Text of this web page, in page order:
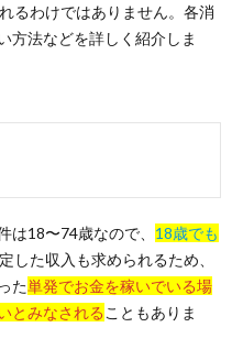
るわけではありません。各消
方法などを詳しく紹介しま
は18〜74歳なので、 18歳でも
した収入も求められるため、
た単発でお金を稼いでいる場
とみなされる こともありま